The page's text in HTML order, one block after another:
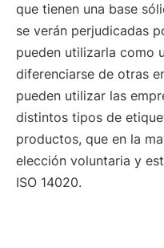
que tienen una base
se verán perjudicadas
pueden utilizarla como
diferenciarse de otras
pueden utilizar las
distintos tipos de
productos, que en la
elección voluntaria y
ISO 14020.